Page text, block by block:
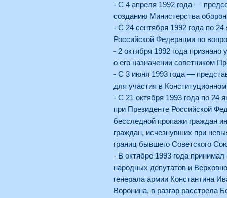
- С 4 апреля 1992 года —
созданию Министерства
- С 24 сентября 1992 года по
Российской Федерации по
- 2 октября 1992 года
о его назначении советником
- С 3 июня 1993 года —
для участия в
- С 21 октября 1993 года по 24
при Президенте Российской
бесследной пропажи граждан
граждан, исчезнувших при
границ бывшего Советского
- В октябре 1993 года
народных депутатов и
генерала армии Константина
Воронина, в разгар расстрела